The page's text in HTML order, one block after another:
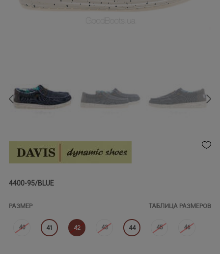
4400-95/BLUE
РАЗМЕР ТАБЛИЦА РАЗМЕРОВ
40 41 42 43 44 45 46